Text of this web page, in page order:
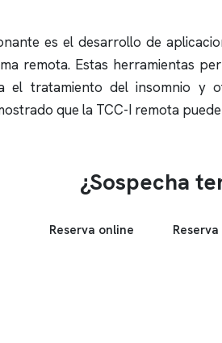
es el desarrollo de
remota. Estas herramientas
el tratamiento delinsomnio y
que la TCC-I remota
¿Sospecha
Reserva online